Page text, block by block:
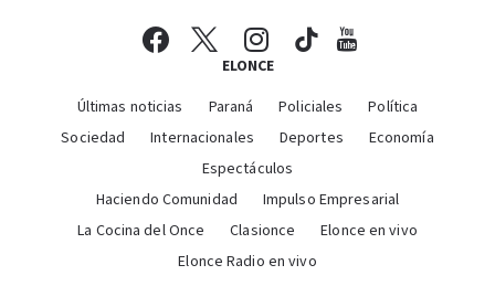
ELONCE
Últimas noticias Paraná Policiales
Política
Sociedad
Internacionales Deportes
Economía
Espectáculos
Haciendo Comunidad
Impulso Empresarial
La Cocina del Once
Clasionce
Elonce en vivo
Elonce Radio en vivo